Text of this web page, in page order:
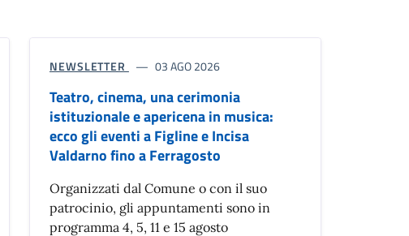
NEWSLETTER 03 AGO 2026
Teatro, cinema, una cerimonia
istituzionale e apericena in musica:
ecco gli eventi a Figline e Incisa
Valdarno fino a Ferragosto
Organizzati dal Comune o con il suo
patrocinio, gli appuntamenti sono in
programma 4, 5, 11 e 15 agosto